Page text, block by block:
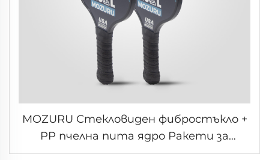
MOZURU Стекловиден фибростъкло +
PP пчелна пита ядро Ракети за
пиклбол